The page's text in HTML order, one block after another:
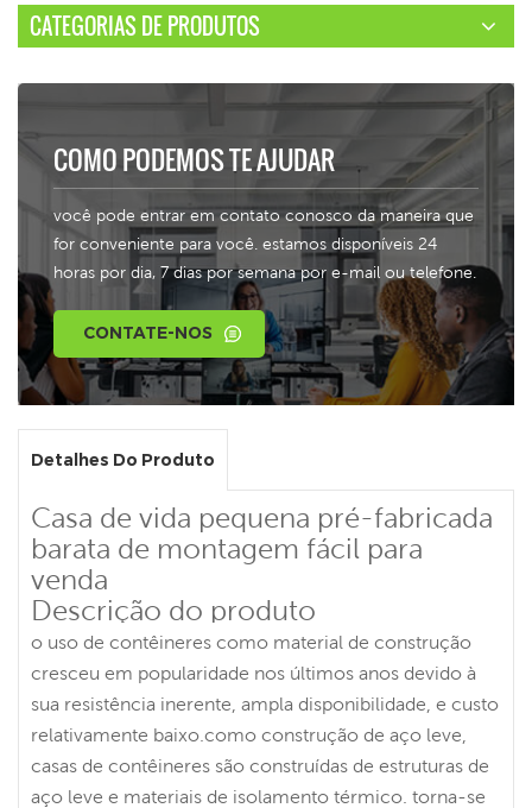
CATEGORIAS DE PRODUTOS
COMO PODEMOS TE AJUDAR
você pode entrar em contato conosco da maneira que
for conveniente para você. estamos disponíveis 24
horas por dia, 7 dias por semana por e-mail ou telefone.
CONTATE-NOS
Detalhes Do Produto
Casa de vida pequena pré-fabricada
barata de montagem fácil para
venda
Descrição do produto
o uso de contêineres como material de construção
cresceu em popularidade nos últimos anos devido à
sua resistência inerente, ampla disponibilidade, e custo
relativamente baixo.como construção de aço leve,
casas de contêineres são construídas de estruturas de
aço leve e materiais de isolamento térmico. torna-se